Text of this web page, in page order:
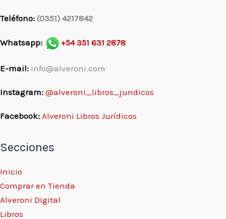
Teléfono: (0351) 4217842
Whatsapp: +54 351 631 2878
E-mail: info@alveroni.com
Instagram: @alveroni_libros_juridicos
Facebook: Alveroni Libros Jurídicos
Secciones
Inicio
Comprar en Tienda
Alveroni Digital
Libros